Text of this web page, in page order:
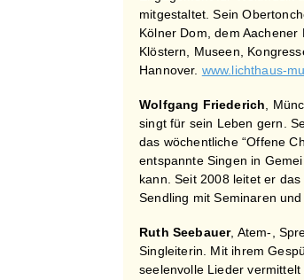
mitgestaltet. Sein
Kölner Dom, dem Aachener
Klöstern, Museen,
Hannover. www.lichthaus-
Wolfgang Friederich ,
singt für sein Leben gern.
das wöchentliche “Offene
entspannte Singen in
kann. Seit 2008 leitet er
Sendling mit Seminaren
Ruth Seebauer, Atem-,
Singleiterin. Mit ihrem
seelenvolle Lieder